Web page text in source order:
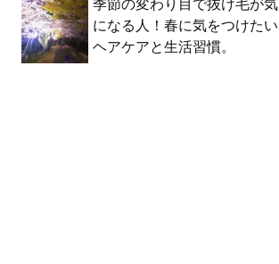
季節の変わり目で抜け毛が気
になる人！春に気をつけたい
ヘアケアと生活習慣。